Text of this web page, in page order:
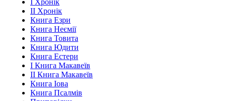
І Хронік
ІІ Хронік
Книга Езри
Книга Неємії
Книга Товита
Книга Юдити
Книга Естери
І Книга Макавеїв
ІІ Книга Макавеїв
Книга Іова
Книга Псалмів